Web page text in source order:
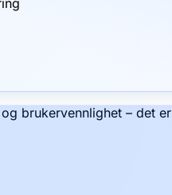
brukervennlighet – det